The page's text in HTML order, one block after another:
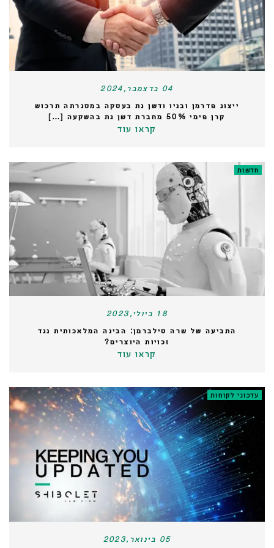
04 בדצמבר,2024
ייצוג פדרמן ובניו ודשן גת בעסקה במסגרתה תרכוש
קרן פימי 50% מחברת דשן גת בהשקעה […]
קראו עוד
חדשות
18 ביולי,2023
התביעה של שרה סילברמן: הבינה המלאכותית נגד
זכויות היוצרים?
קראו עוד
עדכוני לקוחות
05 בינואר,2023